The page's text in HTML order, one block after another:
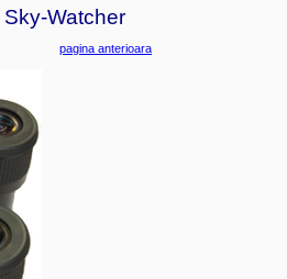
Watcher
pagina anterioara